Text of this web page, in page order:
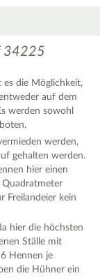
, Protomaps©
34225
es die Möglichkeit,
auf dem
werden sowohl
werden,
gehalten werden.
hier einen
Quadratmeter
Freilandeier kein
hier die höchsten
Ställe mit
Hennen je
die Hühner ein